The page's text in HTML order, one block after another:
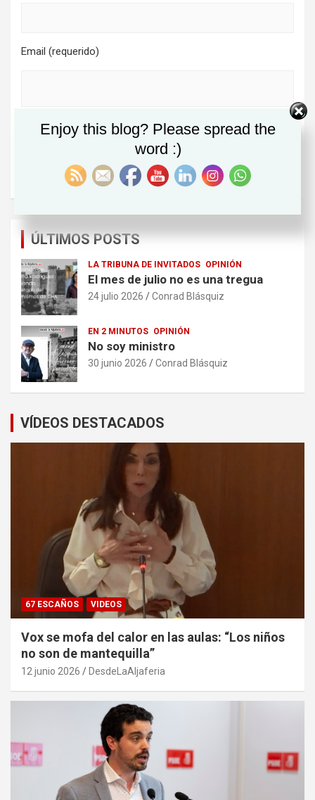
Email (requerido)
He leido y aceptola política de privacidad
ÚLTIMOS POSTS
LA TRIBUNA DE INVITADOS OPINIÓN
El mes de julio no es una tregua
24 julio 2026 Conrad Blásquiz
EN 2 MINUTOS OPINIÓN
No soy ministro
30 junio 2026 Conrad Blásquiz
VÍDEOS DESTACADOS
67 ESCAÑOS VIDEOS
Vox se mofa del calor en las aulas: “Los niños
no son de mantequilla”
12 junio 2026 DesdeLaAljaferia
Enjoy this blog? Please spread the
word :)